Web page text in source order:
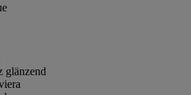
glänzend